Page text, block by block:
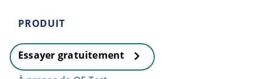
PRODUIT
Essayer gratuitement